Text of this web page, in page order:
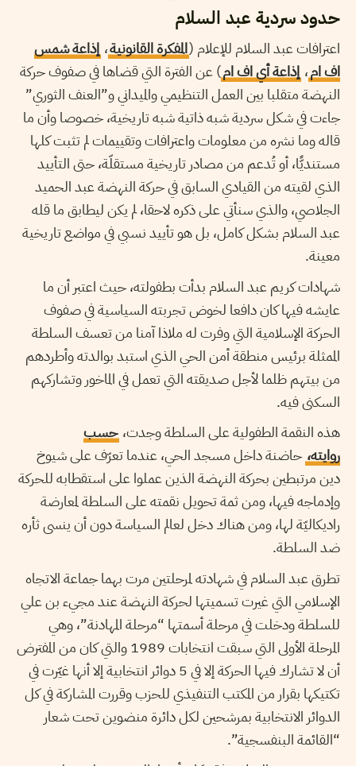
حدود سردية عبد السلام
اعترافات عبد السلام للإعلام (المفكرة القانونية، إذاعة شمس
اف ام، إذاعة أي اف ام) عن الفترة التي قضاها في صفوف حركة
النهضة متقلبا بين العمل التنظيمي والميداني و”العنف الثوري”
جاءت في شكل سردية شبه ذاتية شبه تاريخية، خصوصا وأن ما
قاله وما نشره من معلومات واعترافات وتقييمات لم تثبت كلها
مستنديًّا، أو تُدعم من مصادر تاريخية مستقلّة، حتى التأييد
الذي لقيته من القيادي السابق في حركة النهضة عبد الحميد
الجلاصي، والذي سنأتي على ذكره لاحقا، لم يكن ليطابق ما قله
عبد السلام بشكل كامل، بل هو تأييد نسبي في مواضع تاريخية
معينة.
شهادات كريم عبد السلام بدأت بطفولته، حيث اعتبر أن ما
عايشه فيها كان دافعا لخوض تجربته السياسية في صفوف
الحركة الإسلامية التي وفرت له ملاذا آمنا من تعسف السلطة
الممثلة برئيس منطقة أمن الحي الذي استبد بوالدته وأطردهم
من بيتهم ظلما لأجل صديقته التي تعمل في الماخور وتشاركهم
السكنى فيه.
هذه النقمة الطفولية على السلطة وجدت، حسب
روايته، حاضنة داخل مسجد الحي، عندما تعرّف على شيوخ
دين مرتبطين بحركة النهضة الذين عملوا على استقطابه للحركة
وإدماجه فيها، ومن ثمة تحويل نقمته على السلطة لمعارضة
راديكاليّة لها،ومن هناك دخل لعالم السياسة دون أن ينسى ثأره
ضد السلطة.
تطرق عبد السلام في شهادته لمرحلتين مرت بهما جماعة الاتجاه
الإسلامي التي غيرت تسميتها لحركة النهضة عند مجيء بن علي
للسلطة ودخلت في مرحلة أسمتها “مرحلة المهادنة”، وهي
المرحلة الأولى التي سبقت انتخابات 1989 والتي كان من المفترض
أن لا تشارك فيها الحركة إلا في 5 دوائر انتخابية إلا أنها غيّرت في
تكتيكها بقرار من المكتب التنفيذي للحزب وقررت المشاركة في كل
الدوائر الانتخابية بمرشحين لكل دائرة منضوين تحت شعار
“القائمة البنفسجية”.